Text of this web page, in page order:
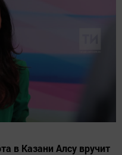
в Казани Алсу вручит